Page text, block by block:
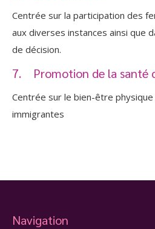
Centrée sur la participation des
aux diverses instances ainsi que
de décision.
7. Promotion de la santé
Centrée sur le bien-être
immigrantes
Navigation